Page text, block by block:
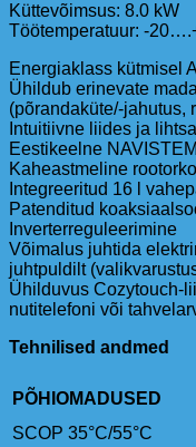
Küttevõimsus: 8.0 kW
Töötemperatuur: -
Energiaklass kütmisel
Ühildub erinevate
(põrandaküte/-jahutus,
Intuitiivne liides ja
Eestikeelne
Kaheastmeline
Integreeritud 16 l
Patenditud
Inverterreguleerimine
Võimalus juhtida
juhtpuldilt
Ühilduvus Cozytouch-
nutitelefoni või
Tehnilised andmed
PÕHIOMADUSED
SCOP 35°C/55°C